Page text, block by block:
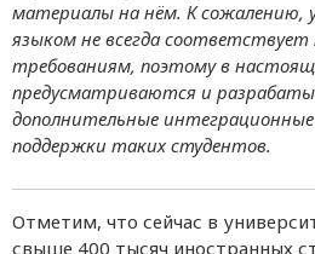
материалы на нём. К сожалению,
языком не всегда
требованиям, поэтому в
предусматриваются и
дополнительные
поддержки таких студентов.
Отметим, что сейчас в
свыше 400 тысяч иностранных